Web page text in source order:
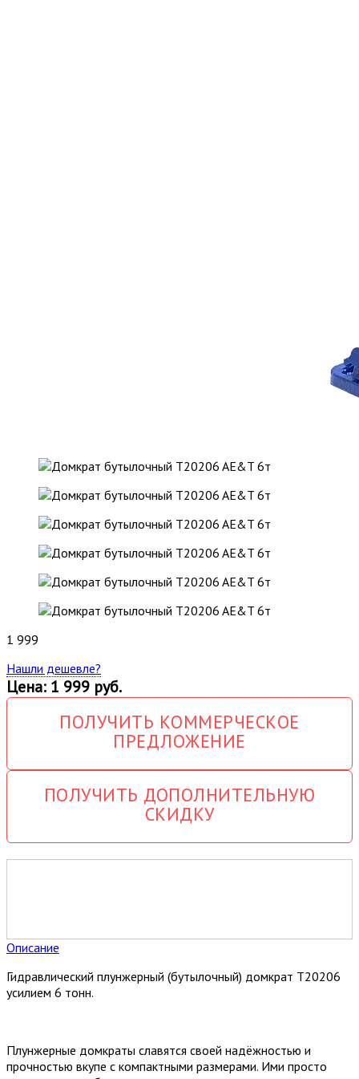
1 999
Нашли дешевле?
Цена: 1 999 руб.
ПОЛУЧИТЬ КОММЕРЧЕСКОЕ
ПРЕДЛОЖЕНИЕ
ПОЛУЧИТЬ ДОПОЛНИТЕЛЬНУЮ
СКИДКУ
Описание
Гидравлический плунжерный (бутылочный) домкрат T20206
усилием 6 тонн.
Плунжерные домкраты славятся своей надёжностью и
прочностью вкупе с компактными размерами. Ими просто